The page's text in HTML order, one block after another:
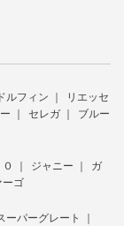
ルフィン
リエッセ
セレガ
ブルー
ジャニー
ガ
ーゴ
ーパーグレート